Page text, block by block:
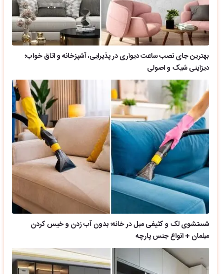
بهترین جای نصب ساعت دیواری در پذیرایی، آشپزخانه و اتاق خواب؛
دیزاینی شیک و اصولی
شستشوی لک و کثیفی مبل در خانه؛ بدون آب زدن و خیس کردن
مبلمان + انواع جنس پارچه